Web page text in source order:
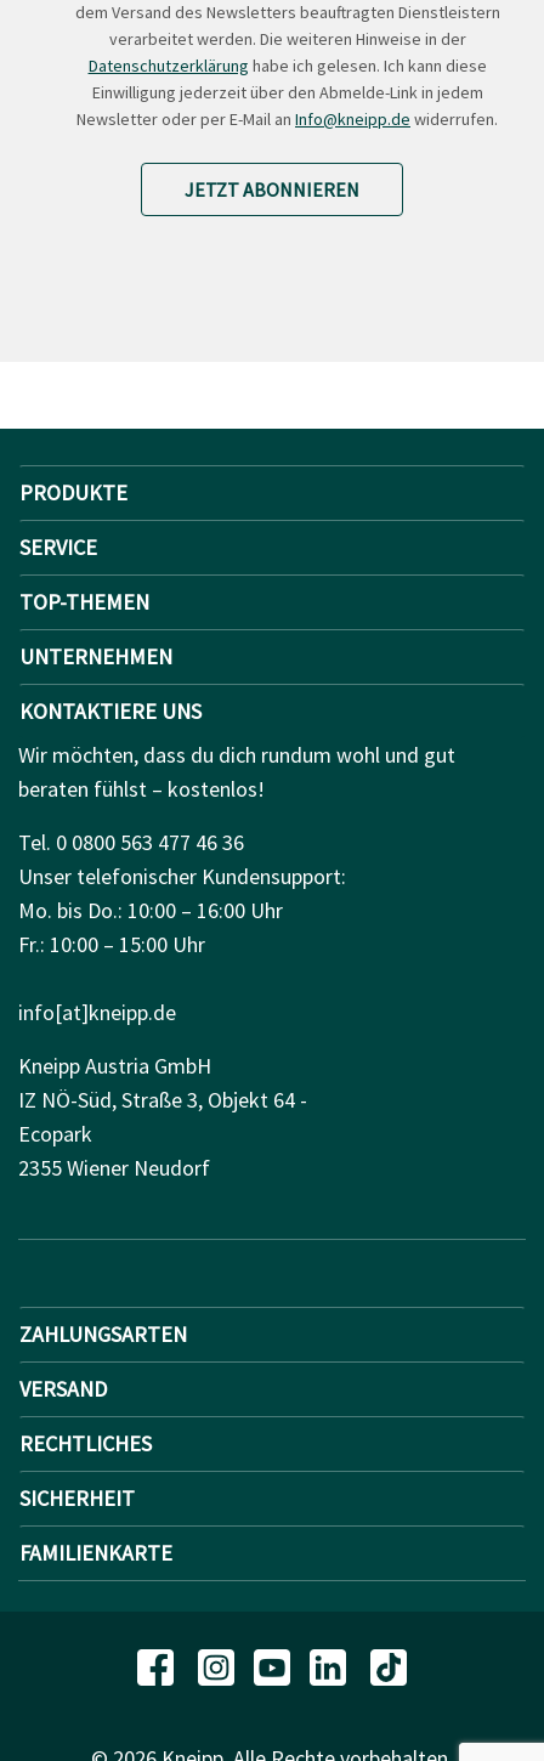
dem Versand des Newsletters beauftragten Dienstleistern
verarbeitet werden. Die weiteren Hinweise in der
Datenschutzerklärung habe ich gelesen. Ich kann diese
Einwilligung jederzeit über den Abmelde-Link in jedem
Newsletter oder per E-Mail an Info@kneipp.de widerrufen.
JETZT ABONNIEREN
PRODUKTE
SERVICE
TOP-THEMEN
UNTERNEHMEN
KONTAKTIERE UNS
Wir möchten, dass du dich rundum wohl und gut
beraten fühlst – kostenlos!
Tel. 0 0800 563 477 46 36
Unser telefonischer Kundensupport:
Mo. bis Do.: 10:00 – 16:00 Uhr
Fr.: 10:00 – 15:00 Uhr
info[at]kneipp.de
Kneipp Austria GmbH
IZ NÖ-Süd, Straße 3, Objekt 64 -
Ecopark
2355 Wiener Neudorf
ZAHLUNGSARTEN
VERSAND
RECHTLICHES
SICHERHEIT
FAMILIENKARTE